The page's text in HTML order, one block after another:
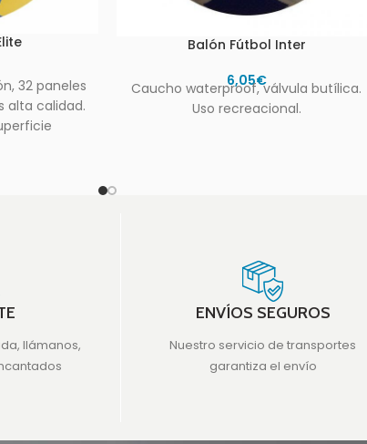
32 paneles
alta calidad.
Balón Fútbol Inter
6,05€
Caucho waterproof, válvula butílica.
Uso recreacional.
llámanos,
ENVÍOS SEGUROS
Nuestro servicio de transportes
garantiza el envío